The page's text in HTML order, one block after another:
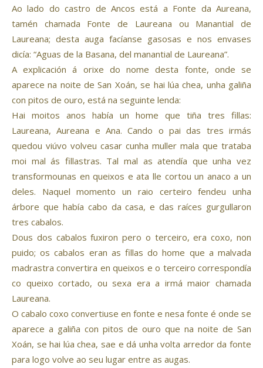
Ao lado do castro de Ancos está a Fonte da Aureana,
tamén chamada Fonte de Laureana ou Manantial de
Laureana; desta auga facíanse gasosas e nos envases
dicía: “Aguas de la Basana, del manantial de Laureana”.
A explicación á orixe do nome desta fonte, onde se
aparece na noite de San Xoán, se hai lúa chea, unha galiña
con pitos de ouro, está na seguinte lenda:
Hai moitos anos había un home que tiña tres fillas:
Laureana, Aureana e Ana. Cando o pai das tres irmás
quedou viúvo volveu casar cunha muller mala que trataba
moi mal ás fillastras. Tal mal as atendía que unha vez
transformounas en queixos e ata lle cortou un anaco a un
deles. Naquel momento un raio certeiro fendeu unha
árbore que había cabo da casa, e das raíces gurgullaron
tres cabalos.
Dous dos cabalos fuxiron pero o terceiro, era coxo, non
puido; os cabalos eran as fillas do home que a malvada
madrastra convertira en queixos e o terceiro correspondía
co queixo cortado, ou sexa era a irmá maior chamada
Laureana.
O cabalo coxo convertiuse en fonte e nesa fonte é onde se
aparece a galiña con pitos de ouro que na noite de San
Xoán, se hai lúa chea, sae e dá unha volta arredor da fonte
para logo volve ao seu lugar entre as augas.